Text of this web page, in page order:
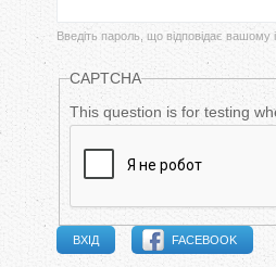
н
н
в
к
Введіть пароль, що відповідає вашому
CAPTCHA
This question is for testing
FACEBOOK